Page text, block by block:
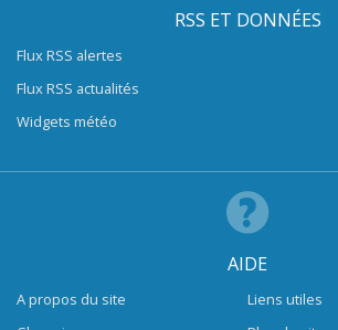
RSS ET DONNÉES
Flux RSS alertes
Flux RSS actualités
Widgets météo
AIDE
A propos du site
Liens utiles